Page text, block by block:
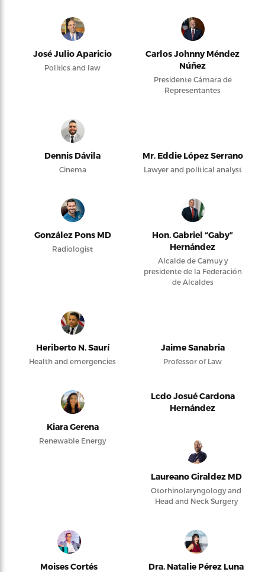
José Julio Aparicio
Politics and law
Carlos Johnny Méndez
Núñez
Presidente Cámara de
Representantes
Dennis Dávila
Cinema
Mr. Eddie López Serrano
Lawyer and political analyst
González Pons MD
Radiologist
Hon. Gabriel “Gaby”
Hernández
Alcalde de Camuy y
presidente de la Federación
de Alcaldes
Heriberto N. Saurí
Health and emergencies
Jaime Sanabria
Professor of Law
Kiara Gerena
Renewable Energy
Lcdo Josué Cardona
Hernández
Laureano Giraldez MD
Otorhinolaryngology and
Head and Neck Surgery
Moises Cortés Dra. Natalie Pérez Luna